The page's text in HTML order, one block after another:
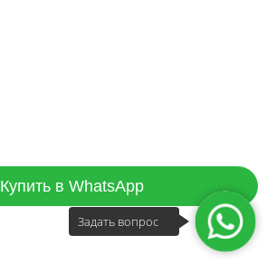
Купить в WhatsApp
Задать вопрос